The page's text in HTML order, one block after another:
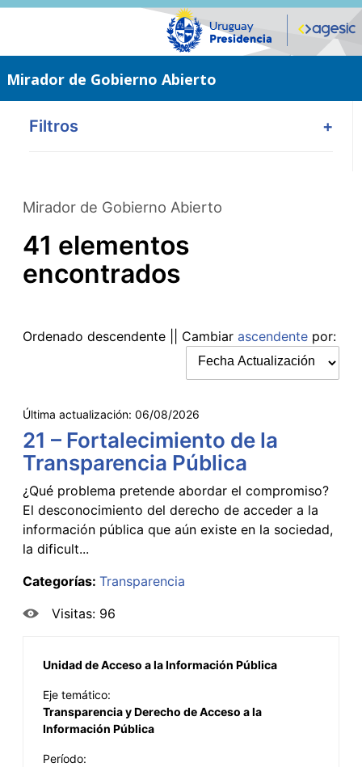
Saltar
Mirador de Gobierno Abierto
Filtros +
Mirador de Gobierno Abierto
41 elementos
encontrados
Ordenado descendente || Cambiar ascendente por:
Última actualización: 06/08/2026
21 – Fortalecimiento de la
Transparencia Pública
¿Qué problema pretende abordar el compromiso?
El desconocimiento del derecho de acceder a la
información pública que aún existe en la sociedad,
la dificult...
Categorías: Transparencia
Visitas: 96
Unidad de Acceso a la Información Pública
Eje temático:
Transparencia y Derecho de Acceso a la
Información Pública
Período: